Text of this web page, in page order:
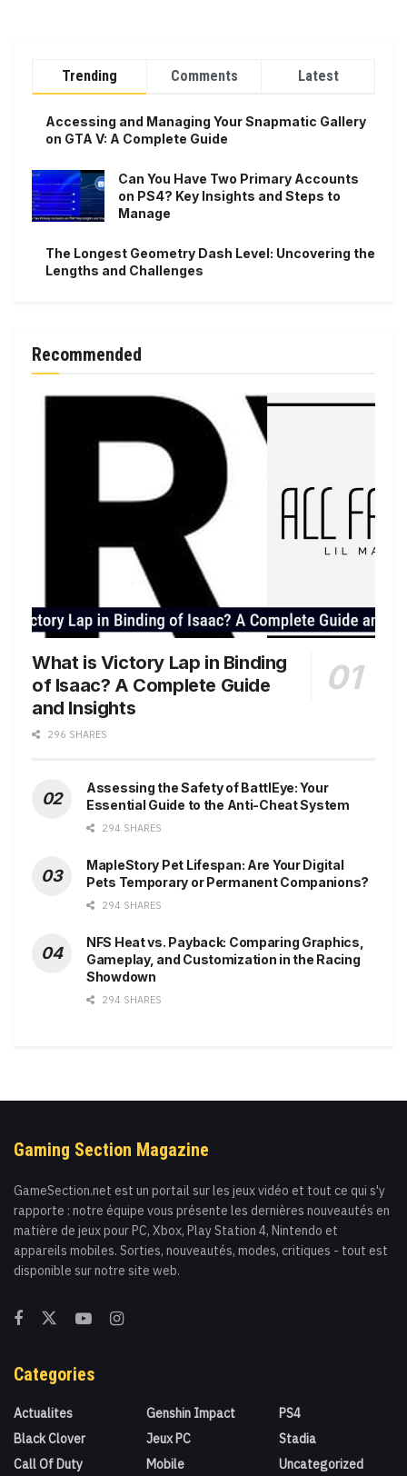
Trending Comments Latest
Accessing and Managing Your Snapmatic Gallery
on GTA V: A Complete Guide
Can You Have Two Primary Accounts
on PS4? Key Insights and Steps to
Manage
The Longest Geometry Dash Level: Uncovering the
Lengths and Challenges
Recommended
What is Victory Lap in Binding
of Isaac? A Complete Guide
and Insights
296 SHARES
Assessing the Safety of BattlEye: Your
Essential Guide to the Anti-Cheat System
294 SHARES
MapleStory Pet Lifespan: Are Your Digital
Pets Temporary or Permanent Companions?
294 SHARES
NFS Heat vs. Payback: Comparing Graphics,
Gameplay, and Customization in the Racing
Showdown
294 SHARES
Gaming Section Magazine
GameSection.net est un portail sur les jeux vidéo et tout ce qui s'y
rapporte : notre équipe vous présente les dernières nouveautés en
matière de jeux pour PC, Xbox, Play Station 4, Nintendo et
appareils mobiles. Sorties, nouveautés, modes, critiques - tout est
disponible sur notre site web.
Categories
Actualites
Black Clover
Call Of Duty
Genshin Impact
Jeux PC
Mobile
PS4
Stadia
Uncategorized